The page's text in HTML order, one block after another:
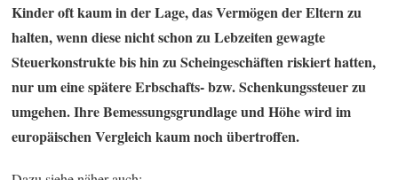
Kinder oft kaum in der Lage, das Vermögen der Eltern zu
halten, wenn diese nicht schon zu Lebzeiten gewagte
Steuerkonstrukte bis hin zu Scheingeschäften riskiert hatten,
nur um eine spätere Erbschafts- bzw. Schenkungssteuer zu
umgehen. Ihre Bemessungsgrundlage und Höhe wird im
europäischen Vergleich kaum noch übertroffen.